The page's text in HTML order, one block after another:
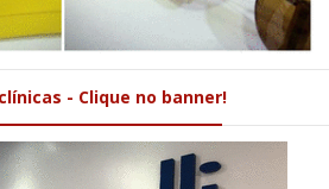
- Clique no banner!